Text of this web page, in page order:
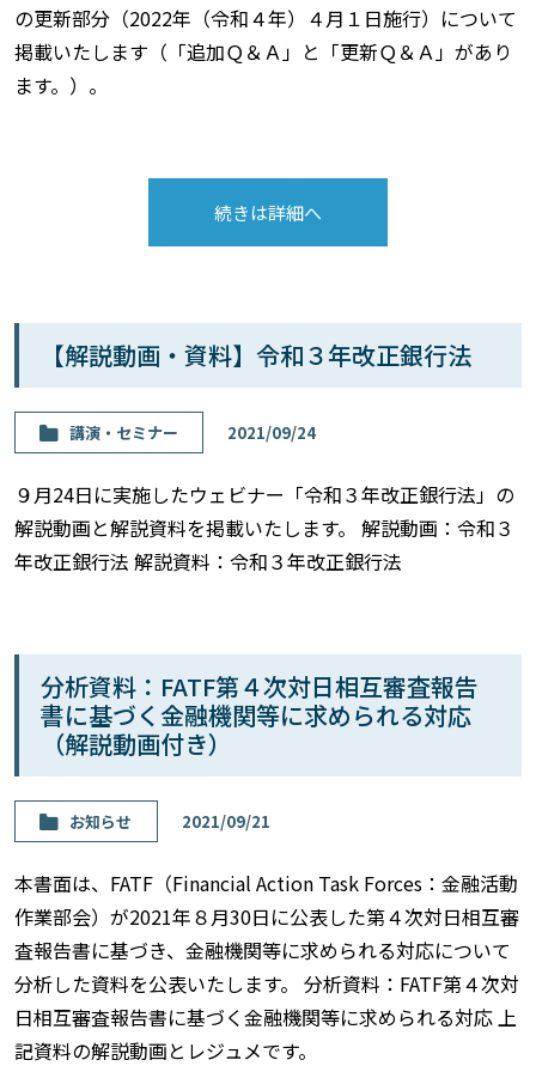
の更新部分（2022年（令和４年）４月１日施行）について
掲載いたします（「追加Ｑ＆Ａ」と「更新Ｑ＆Ａ」があり
ます。）。
続きは詳細へ
【解説動画・資料】令和３年改正銀行法
講演・セミナー 2021/09/24
９月24日に実施したウェビナー「令和３年改正銀行法」の
解説動画と解説資料を掲載いたします。 解説動画：令和３
年改正銀行法 解説資料：令和３年改正銀行法
分析資料：FATF第４次対日相互審査報告
書に基づく金融機関等に求められる対応
（解説動画付き）
お知らせ 2021/09/21
本書面は、FATF（Financial Action Task Forces：金融活動
作業部会）が2021年８月30日に公表した第４次対日相互審
査報告書に基づき、金融機関等に求められる対応について
分析した資料を公表いたします。 分析資料：FATF第４次対
日相互審査報告書に基づく金融機関等に求められる対応 上
記資料の解説動画とレジュメです。